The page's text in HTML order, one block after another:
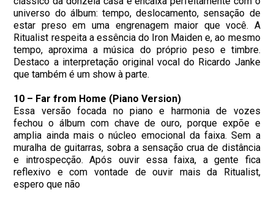
universo do álbum: tempo, deslocamento, sensação de
estar preso em uma engrenagem maior que você. A
Ritualist respeita a essência do Iron Maiden e, ao mesmo
tempo, aproxima a música do próprio peso e timbre.
Destaco a interpretação original vocal do Ricardo Janke
que também é um show à parte.
10 – Far from Home (Piano Version)
Essa versão focada no piano e harmonia de vozes
fechou o álbum com chave de ouro, porque expõe e
amplia ainda mais o núcleo emocional da faixa. Sem a
muralha de guitarras, sobra a sensação crua de distância
e introspecção. Após ouvir essa faixa, a gente fica
reflexivo e com vontade de ouvir mais da Ritualist,
espero que não